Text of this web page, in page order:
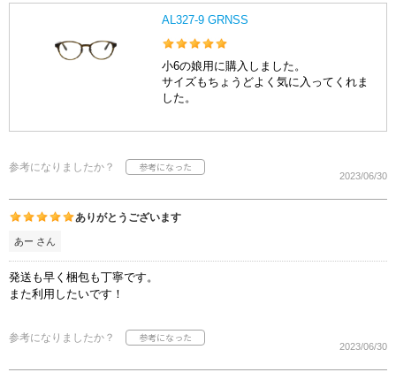
AL327-9 GRNSS
小6の娘用に購入しました。
サイズもちょうどよく気に入ってくれま
した。
参考になりましたか？
2023/06/30
ありがとうございます
あー さん
発送も早く梱包も丁寧です。
また利用したいです！
参考になりましたか？
2023/06/30